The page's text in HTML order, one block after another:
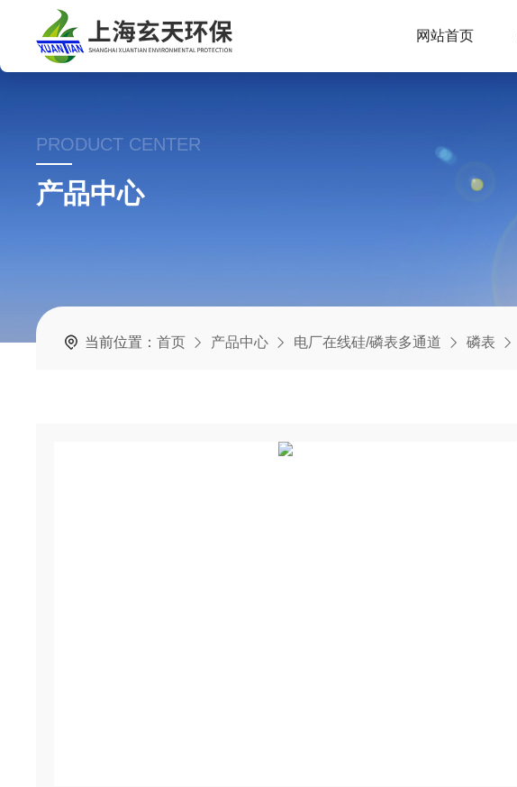
网站首页
PRODUCT CENTER
产品中心
当前位置：首页 产品中心 电厂在线硅/磷表多通道 磷表